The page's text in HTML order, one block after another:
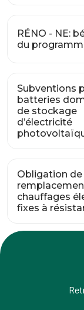
RÉNO - NE:
du
Subventions
batteries
de stockage
d’électricité
Obligation de
chauffages
fixes à